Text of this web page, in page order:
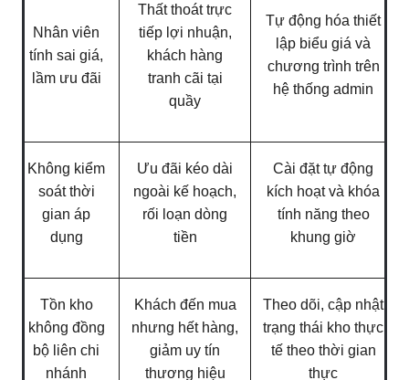
Nhân viên
tính sai giá,
lầm ưu đãi
Thất thoát trực
tiếp lợi nhuận,
khách hàng
tranh cãi tại
quầy
Tự động hóa thiết
lập biểu giá và
chương trình trên
hệ thống admin
Không kiểm
soát thời
gian áp
dụng
Ưu đãi kéo dài
ngoài kế hoạch,
rối loạn dòng
tiền
Cài đặt tự động
kích hoạt và khóa
tính năng theo
khung giờ
Tồn kho
không đồng
bộ liên chi
nhánh
Khách đến mua
nhưng hết hàng,
giảm uy tín
thương hiệu
Theo dõi, cập nhật
trạng thái kho thực
tế theo thời gian
thực